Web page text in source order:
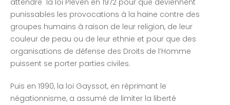
attendre la loi Pleven en 1972 pour que deviennent
punissables les provocations à la haine contre des
groupes humains à raison de leur religion, de leur
couleur de peau ou de leur ethnie et pour que des
organisations de défense des Droits de l’Homme
puissent se porter parties civiles.
Puis en 1990, la loi Gayssot, en réprimant le
négationnisme, a assumé de limiter la liberté